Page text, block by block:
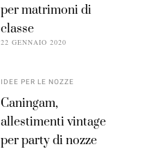
per matrimoni di
classe
22 GENNAIO 2020
IDEE PER LE NOZZE
Caningam,
allestimenti vintage
per party di nozze